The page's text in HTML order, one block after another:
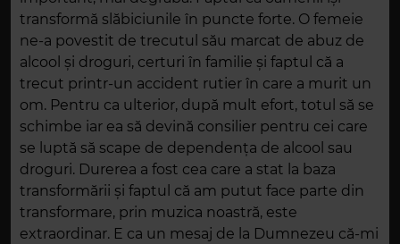
transformă slăbiciunile în puncte forte. O femeie
ne-a povestit de trecutul său marcat de abuz de
alcool și droguri, certuri în familie și faptul că a
trecut printr-un accident rutier în care a murit un
om. Pentru ca ulterior, după mult efort, totul să se
schimbe iar ea să devină consilier pentru cei care
se luptă să scape de dependența de alcool sau
droguri. Durerea a fost cea care a stat la baza
transformării și faptul că am putut face parte din
transformare, prin muzica noastră, este
extraordinar. E ca un mesaj de la Dumnezeu că-mi